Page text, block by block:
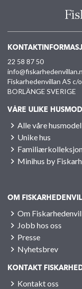
22 58 87 50
Fiskarhedenvillan AS c/
BORLÄNGE SVERIGE
VÅRE ULIKE
Alle våre
Unike hus
Minihus by
OM
Om
Jobb hos oss
Presse
Nyhetsbrev
KONTAKT
Kontakt oss